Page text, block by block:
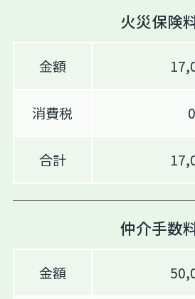
火災保険
金額
消費税
合計
仲介手数
金額